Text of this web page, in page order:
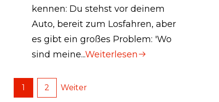
kennen: Du stehst vor deinem
Auto, bereit zum Losfahren, aber
es gibt ein großes Problem: 'Wo
sind meine...Weiterlesen
1 2 Weiter